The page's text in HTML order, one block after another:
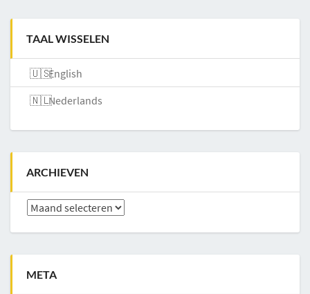
TAAL WISSELEN
English
Nederlands
ARCHIEVEN
Archieven
META